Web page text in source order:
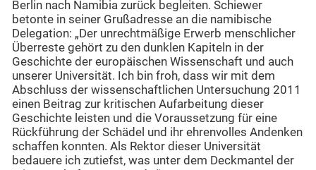
Berlin nach Namibia zurück begleiten. Schiewer
betonte in seiner Grußadresse an die namibische
Delegation: „Der unrechtmäßige Erwerb menschlicher
Überreste gehört zu den dunklen Kapiteln in der
Geschichte der europäischen Wissenschaft und auch
unserer Universität. Ich bin froh, dass wir mit dem
Abschluss der wissenschaftlichen Untersuchung 2011
einen Beitrag zur kritischen Aufarbeitung dieser
Geschichte leisten und die Voraussetzung für eine
Rückführung der Schädel und ihr ehrenvolles Andenken
schaffen konnten. Als Rektor dieser Universität
bedauere ich zutiefst, was unter dem Deckmantel der